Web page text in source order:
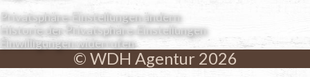
Privatsphäre-Einstellungen ändern
Historie der Privatsphäre-Einstellungen
Einwilligungen widerrufen
© WDH Agentur 2026